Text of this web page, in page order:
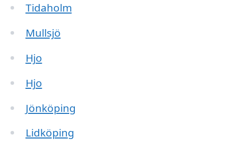
Tidaholm
Mullsjö
Hjo
Hjo
Jönköping
Lidköping